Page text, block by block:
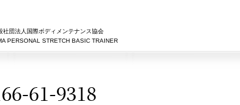
社団法人国際ボディメンテナンス協会
PERSONAL STRETCH BASIC TRAINE​R
61-9318